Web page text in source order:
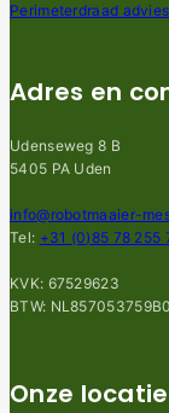
Perimeterdraad advies
Adres en
Udenseweg 8 B
5405 PA Uden
info@robotmaaier-
Tel: +31 (0)85 78 255
KVK: 67529623
BTW:
Onze locatie